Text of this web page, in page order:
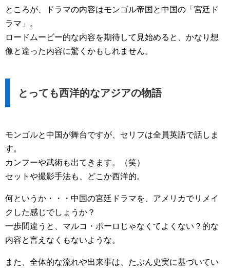
ところが、ドラマの内容はモンゴル帝国と中国の「宮廷ド
ラマ」。
ロードムービー的な内容を期待して見始めると、かなり想
像と違った内容に驚くかもしれません。
とっても西洋的なアジアの物語
モンゴルと中国が舞台ですが、セリフは全員英語で話しま
す。
カンフーや武術も出てきます。（笑）
セットや撮影手法も、どこか西洋的。
何というか・・・中国の宮廷ドラマを、アメリカでリメイ
クした感じでしょうか？
一歩間違うと、マルコ・ポーロじゃなくてよくない？的な
内容と言えなくもないような。
また、全体的な流れや出来事は、たぶん史実に基づいてい